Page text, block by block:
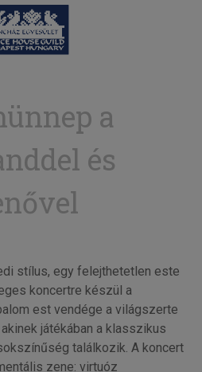
a
és
stílus, egy felejthetetlen este
koncertre készül a
est vendége a világszerte
játékában a klasszikus
találkozik. A koncert
zene: virtuóz